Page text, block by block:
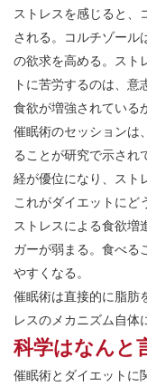
ストレスを感じると、
される。コルチゾール
の欲求を高める。スト
トに苦労するのは、
食欲が増強されている
催眠術のセッションは
ることが研究で示され
経が優位になり、スト
これがダイエットにど
ストレスによる食欲増
ガーが弱まる。食べる
やすくなる。
催眠術は直接的に脂肪
レスのメカニズム自体
科学はなんと
催眠術とダイエットに